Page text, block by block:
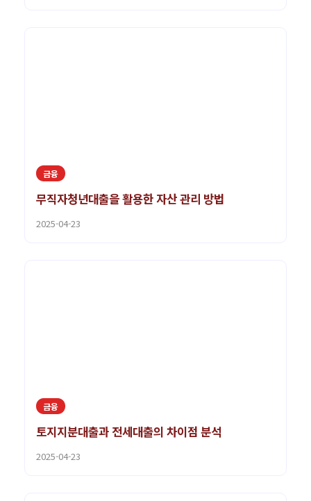
금융
무직자청년대출을 활용한 자산 관리 방법
2025-04-23
금융
토지지분대출과 전세대출의 차이점 분석
2025-04-23